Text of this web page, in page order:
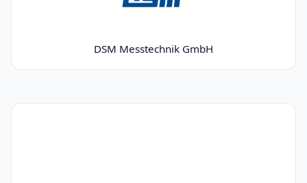
DSM Messtechnik GmbH